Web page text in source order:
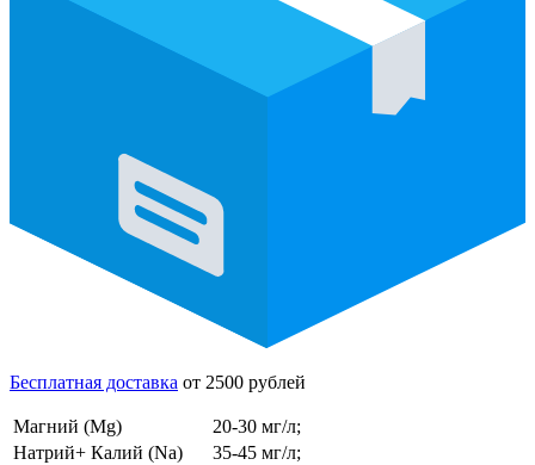
Бесплатная доставка от 2500 рублей
Магний (Mg)
20-30 мг/л;
Натрий+ Калий (Na)
35-45 мг/л;